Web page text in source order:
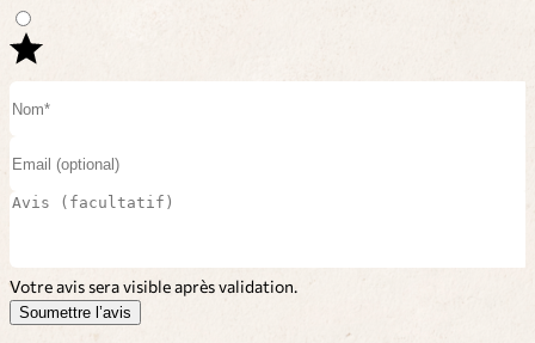
Votre avis sera visible après validation.
Soumettre l’avis